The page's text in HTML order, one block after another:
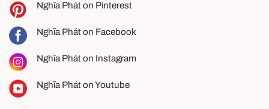
Nghĩa Phát on Pinterest
Nghĩa Phát on Facebook
Nghĩa Phát on Instagram
Nghĩa Phát on Youtube